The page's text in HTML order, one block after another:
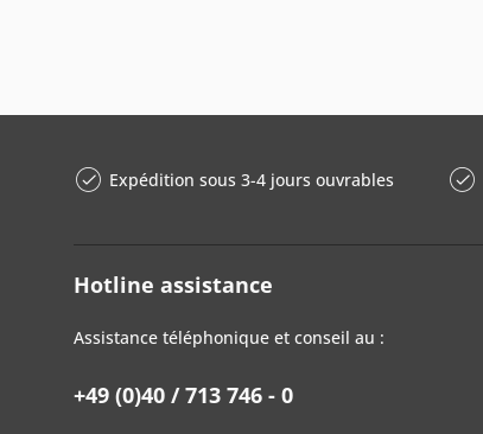
Expédition sous 3-4 jours ouvrables
Hotline assistance
Assistance téléphonique et conseil au :
+49 (0)40 / 713 746 - 0